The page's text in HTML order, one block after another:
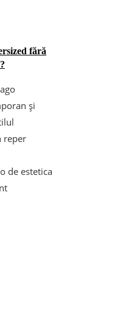
fără
și
reper
de estetica